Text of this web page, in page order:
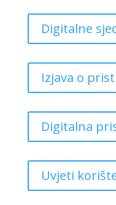
Digitalne
Izjava o
Digitalna
Uvjeti